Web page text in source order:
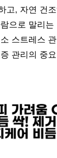
고, 자연 건
으로 말리는
스트레스
관리의 중